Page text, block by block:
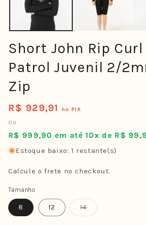
Short John Rip Curl
Patrol Juvenil 2/
Zip
Preço
normal
R$ 929,91 no PIX
ou
R$ 999,90 em até 10x de R$
Estoque baixo: 1 restante(s)
Calcule o frete no checkout.
Tamanho
8 12 14Variante